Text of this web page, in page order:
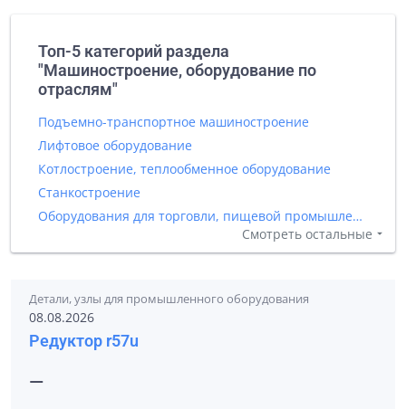
Топ-5 категорий раздела
"Машиностроение, оборудование по
отраслям"
Подъемно-транспортное машиностроение
Лифтовое оборудование
Котлостроение, теплообменное оборудование
Станкостроение
Оборудования для торговли, пищевой промышленности и общественного питания
Смотреть остальные
Детали, узлы для промышленного оборудования
08.08.2026
Редуктор r57u
—